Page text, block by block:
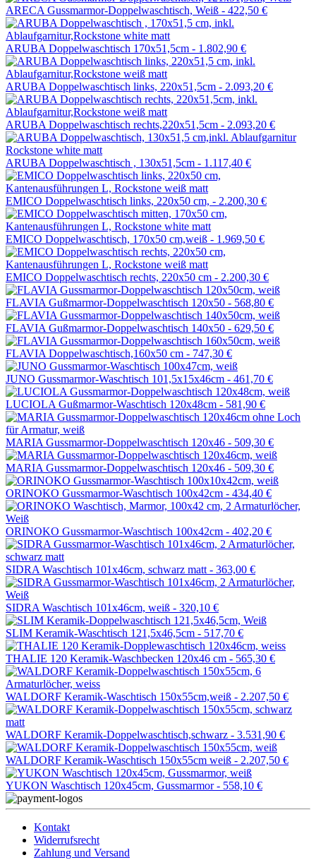
ARECA Gussmarmor-Doppelwaschtisch, Weiß - 422,50 €
ARUBA Doppelwaschtisch 170x51,5cm - 1.802,90 €
ARUBA Doppelwaschtisch links, 220x51,5cm - 2.093,20 €
ARUBA Doppelwaschtisch rechts,220x51,5cm - 2.093,20 €
ARUBA Doppelwaschtisch , 130x51,5cm - 1.117,40 €
EMICO Doppelwaschtisch links, 220x50 cm, - 2.200,30 €
EMICO Doppelwaschtisch, 170x50 cm,weiß - 1.969,50 €
EMICO Doppelwaschtisch rechts, 220x50 cm - 2.200,30 €
FLAVIA Gußmarmor-Doppelwaschtisch 120x50 - 568,80 €
FLAVIA Gußmarmor-Doppelwaschtisch 140x50 - 629,50 €
FLAVIA Doppelwaschtisch,160x50 cm - 747,30 €
JUNO Gussmarmor-Waschtisch 101,5x15x46cm - 461,70 €
LUCIOLA Gußmarmor-Waschtisch 120x48cm - 581,90 €
MARIA Gussmarmor-Doppelwaschtisch 120x46 - 509,30 €
MARIA Gussmarmor-Doppelwaschtisch 120x46 - 509,30 €
ORINOKO Gussmarmor-Waschtisch 100x42cm - 434,40 €
ORINOKO Gussmarmor-Waschtisch 100x42cm - 402,20 €
SIDRA Waschtisch 101x46cm, schwarz matt - 363,00 €
SIDRA Waschtisch 101x46cm, weiß - 320,10 €
SLIM Keramik-Waschtisch 121,5x46,5cm - 517,70 €
THALIE 120 Keramik-Waschbecken 120x46 cm - 565,30 €
WALDORF Keramik-Waschtisch 150x55cm,weiß - 2.207,50 €
WALDORF Keramik-Doppelwaschtisch,schwarz - 3.531,90 €
WALDORF Keramik-Waschtisch 150x55cm weiß - 2.207,50 €
YUKON Waschtisch 120x45cm, Gussmarmor - 558,10 €
Kontakt
Widerrufsrecht
Zahlung und Versand